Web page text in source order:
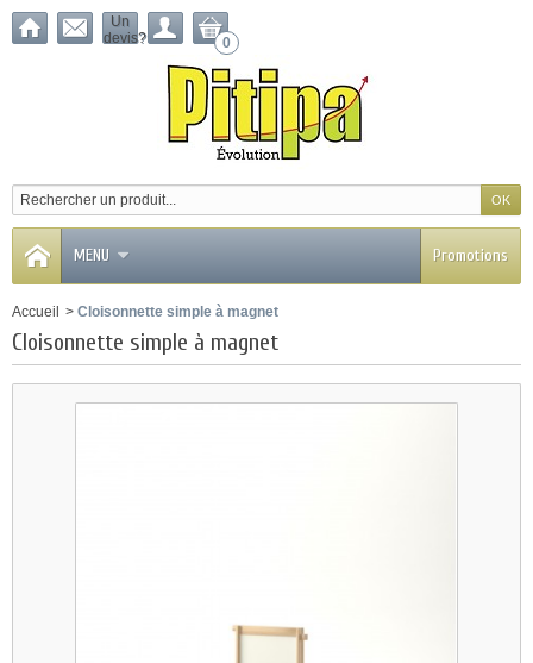
Un
devis?
0
MENU Promotions
Accueil > Cloisonnette simple à magnet
Cloisonnette simple à magnet